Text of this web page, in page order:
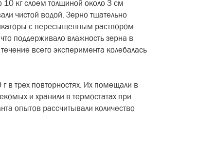
10 кг слоем толщиной около 3 см
чистой водой. Зерно тщательно
с пересыщенным раствором
поддерживало влажность зерна в
всего эксперимента колебалась
в трех повторностях. Их помещали в
и хранили в термостатах при
опытов рассчитывали количество